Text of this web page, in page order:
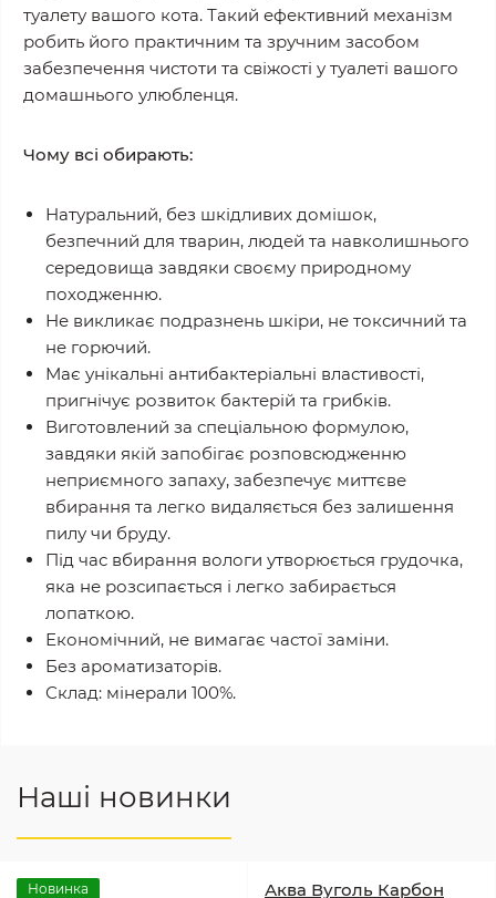
туалету вашого кота. Такий ефективний механізм
робить його практичним та зручним засобом
забезпечення чистоти та свіжості у туалеті вашого
домашнього улюбленця.
Чому всі обирають:
Натуральний, без шкідливих домішок,
безпечний для тварин, людей та навколишнього
середовища завдяки своєму природному
походженню.
Не викликає подразнень шкіри, не токсичний та
не горючий.
Має унікальні антибактеріальні властивості,
пригнічує розвиток бактерій та грибків.
Виготовлений за спеціальною формулою,
завдяки якій запобігає розповсюдженню
неприємного запаху, забезпечує миттєве
вбирання та легко видаляється без залишення
пилу чи бруду.
Під час вбирання вологи утворюється грудочка,
яка не розсипається і легко забирається
лопаткою.
Економічний, не вимагає частої заміни.
Без ароматизаторів.
Склад: мінерали 100%.
Наші новинки
Новинка Аква Вуголь Карбон